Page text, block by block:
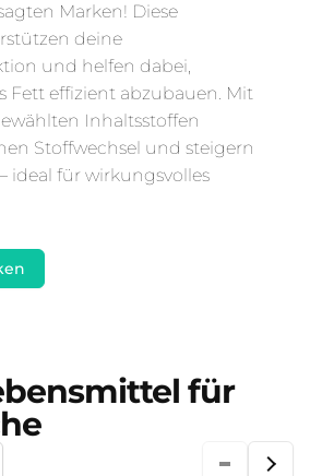
Marken! Diese
deine
und helfen dabei,
Fett effizient abzubauen. Mit
Inhaltsstoffen
Stoffwechsel und steigern
ideal für wirkungsvolles
für